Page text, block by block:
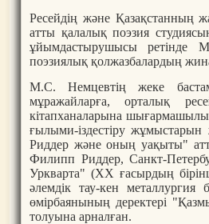
Ресейдің және
атты қалалық поэзия
ұйымдастырушысы ретінде
поэзиялық қолжазбалардың
М.С. Немцевтің жеке
мұражайларға, орталық
кітапханаларына
ғылыми-іздестіру жұмыстарын
Риддер және оның уақыты"
Филипп Риддер, Санкт-
Уркварта" (ХХ ғасырдың
әлемдік тау-кен металлургия
өмірбаянының деректері
толуына арналған.